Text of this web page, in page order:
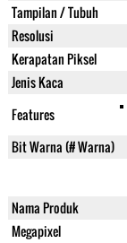
Tampilan / Tubuh
Resolusi
Kerapatan Piksel
Jenis Kaca
Features
Bit Warna (# Warna)
Nama Produk
Megapixel